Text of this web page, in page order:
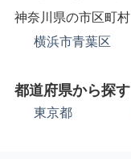
神奈川県の市区町村
横浜市青葉区
都道府県から探す
東京都